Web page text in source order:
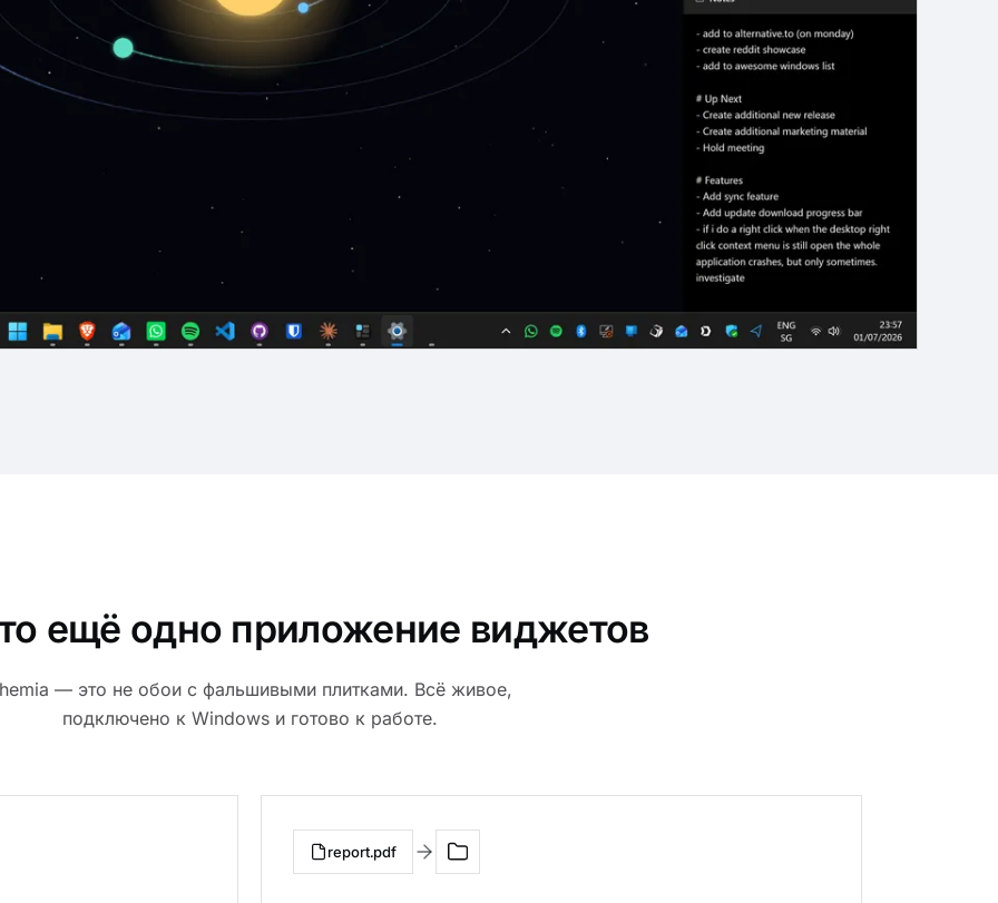
ещё одно приложение виджетов
— это не обои с фальшивыми плитками. Всё живое,
подключено к Windows и готово к работе.
report.pdf